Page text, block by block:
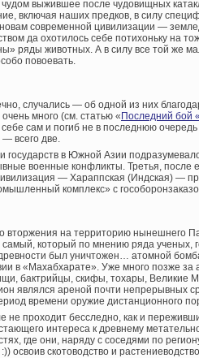
выжившее после чудовищных
включая наших предков, в силу
современной цивилизации —
да охотилось себе потихоньку на
ряды животных. А в силу все той же
повоевать.
случались — об одной из них
много (см. статью «Последний бой
сам и погиб не в последнюю
всего две.
государств в Южной Азии
военные конфликты. Третья, после
— Хараппская (Индская) —
комплекс» с
вторжения на территорию нынешнего
который по мнению ряда ученых,
был уничтожен… атомной
в «Махабхарате». Уже много позже
бактрийцы, скифы, тохары, Великие
являлся ареной почти непрерывных
времени оружие дистанционного
не проходит бесследно, как и
интереса к древнему
где они, наряду с соседями по
освоив скотоводство и